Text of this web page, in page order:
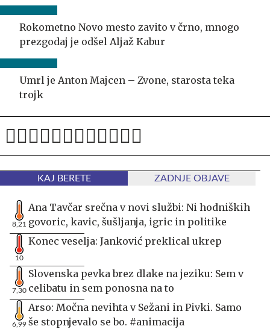
Rokometno Novo mesto zavito v črno, mnogo
prezgodaj je odšel Aljaž Kabur
Umrl je Anton Majcen – Zvone, starosta teka
trojk
KAJ BERETE ZADNJE OBJAVE
8,21
Ana Tavčar srečna v novi službi: Ni hodniških
govoric, kavic, šušljanja, igric in politike
10
Konec veselja: Janković preklical ukrep
7,30
Slovenska pevka brez dlake na jeziku: Sem v
celibatu in sem ponosna na to
6,99
Arso: Močna nevihta v Sežani in Pivki. Samo
še stopnjevalo se bo. #animacija